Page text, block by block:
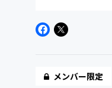
メンバー限定